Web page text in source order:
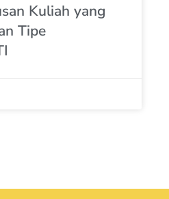
Kuliah yang
Tipe